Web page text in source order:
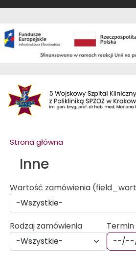
Grafika
Strona główna
Inne
Wartość zamówienia
Rodzaj zamówienia Termin